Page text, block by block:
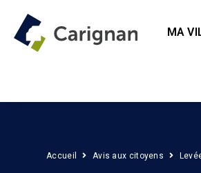
MA
Accueil Avis aux citoyens